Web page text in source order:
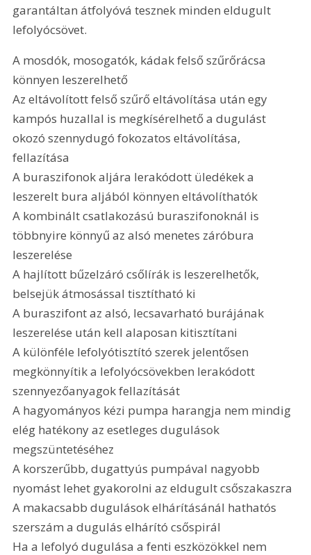
garantáltan átfolyóvá tesznek minden eldugult
lefolyócsövet.
A mosdók, mosogatók, kádak felső szűrőrácsa
könnyen leszerelhető
Az eltávolított felső szűrő eltávolítása után egy
kampós huzallal is megkísérelhető a dugulást
okozó szennydugó fokozatos eltávolítása,
fellazítása
A buraszifonok aljára lerakódott üledékek a
leszerelt bura aljából könnyen eltávolíthatók
A kombinált csatlakozású buraszifonoknál is
többnyire könnyű az alsó menetes záróbura
leszerelése
A hajlított bűzelzáró csőlírák is leszerelhetők,
belsejük átmosással tisztítható ki
A buraszifont az alsó, lecsavarható burájának
leszerelése után kell alaposan kitisztítani
A különféle lefolyótisztító szerek jelentősen
megkönnyítik a lefolyócsövekben lerakódott
szennyezőanyagok fellazítását
A hagyományos kézi pumpa harangja nem mindig
elég hatékony az esetleges dugulások
megszüntetéséhez
A korszerűbb, dugattyús pumpával nagyobb
nyomást lehet gyakorolni az eldugult csőszakaszra
A makacsabb dugulások elhárításánál hathatós
szerszám a dugulás elhárító csőspirál
Ha a lefolyó dugulása a fenti eszközökkel nem